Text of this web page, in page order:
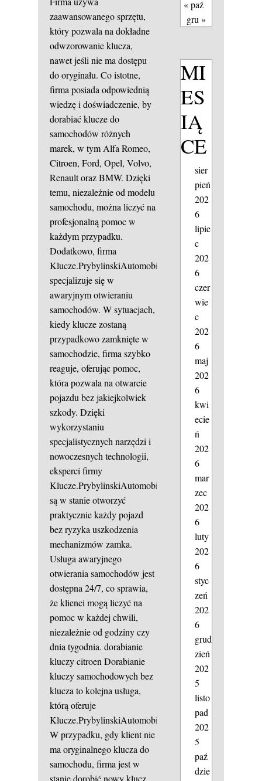
zaawansowanego sprzętu,
który pozwala na dokładne
odwzorowanie klucza,
nawet jeśli nie ma dostępu
do oryginału. Co istotne,
firma posiada odpowiednią
wiedzę i doświadczenie, by
dorabiać klucze do
samochodów różnych
marek, w tym Alfa Romeo,
Citroen, Ford, Opel, Volvo,
Renault oraz BMW. Dzięki
temu, niezależnie od modelu
samochodu, można liczyć na
profesjonalną pomoc w
każdym przypadku.
Dodatkowo, firma
Klucze.PrybylinskiAutomobile
specjalizuje się w
awaryjnym otwieraniu
samochodów. W sytuacjach,
kiedy klucze zostaną
przypadkowo zamknięte w
samochodzie, firma szybko
reaguje, oferując pomoc,
która pozwala na otwarcie
pojazdu bez jakiejkolwiek
szkody. Dzięki
wykorzystaniu
specjalistycznych narzędzi i
nowoczesnych technologii,
eksperci firmy
Klucze.PrybylinskiAutomobile
są w stanie otworzyć
praktycznie każdy pojazd
bez ryzyka uszkodzenia
mechanizmów zamka.
Usługa awaryjnego
otwierania samochodów jest
dostępna 24/7, co sprawia,
że klienci mogą liczyć na
pomoc w każdej chwili,
niezależnie od godziny czy
dnia tygodnia. dorabianie
kluczy citroen Dorabianie
kluczy samochodowych bez
klucza to kolejna usługa,
którą oferuje
Klucze.PrybylinskiAutomobile.
W przypadku, gdy klient nie
ma oryginalnego klucza do
samochodu, firma jest w
stanie dorobić nowy klucz
« paź
gru »
MI
ES
IĄ
CE
sier
pień
202
6
lipie
c
202
6
czer
wie
c
202
6
maj
202
6
kwi
ecie
ń
202
6
mar
zec
202
6
luty
202
6
styc
zeń
202
6
grud
zień
202
5
listo
pad
202
5
paź
dzie